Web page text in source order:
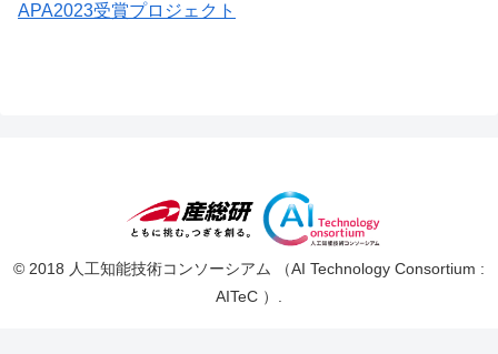
APA2023受賞プロジェクト
© 2018 人工知能技術コンソーシアム （AI Technology Consortium :
AITeC ）.